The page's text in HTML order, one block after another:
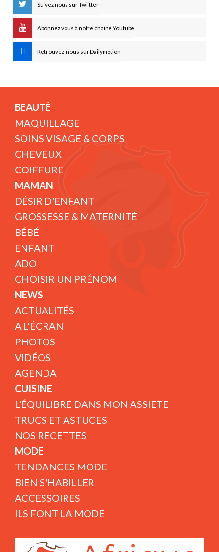
Suivez nous sur Twiitter
Abonnez vous à notre chaine Youtube
Retrouvez-nous sur Dailymotion
BEAUTÉ
MAQUILLAGE
SOINS VISAGE & CORPS
CHEVEUX
COIFFURE
MAMAN
DÉSIR D'ENFANT
GROSSESSE & MATERNITÉ
BÉBÉ
ENFANT
ADO
CHOISIR UN PRÉNOM
NEWS
ACTUALITÉS
A L'ÉCRAN
PHOTOS
VIDÉOS
AGENDA
CUISINE
L'ÉQUILIBRE DANS MON ASSIETE
TRUCS ET ASTUCES
NOS RECETTES
MODE
TENDANCES MODE
BIEN S'HABILLER
ACCESSOIRES
ILS FONT LA MODE